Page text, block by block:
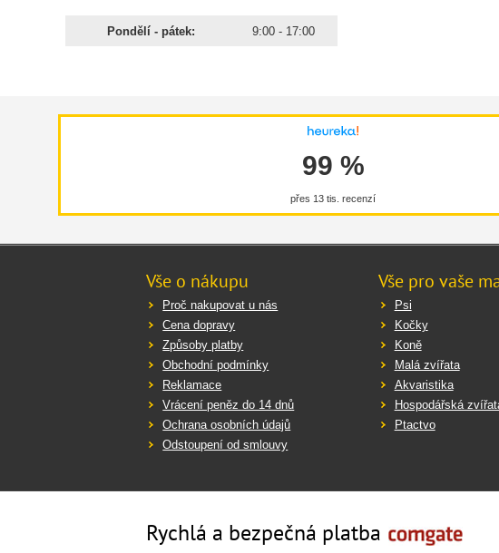
Pondělí - pátek: 9:00 - 17:00
99 %
přes 13 tis. recenzí
Vše o nákupu
Proč nakupovat u nás
Cena dopravy
Způsoby platby
Obchodní podmínky
Reklamace
Vrácení peněz do 14 dnů
Ochrana osobních údajů
Odstoupení od smlouvy
Vše pro vaše
Psi
Kočky
Koně
Malá zvířata
Akvaristika
Hospodářská
Ptactvo
Rychlá a bezpečná platba